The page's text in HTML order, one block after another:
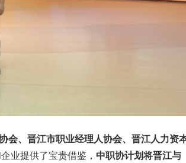
会、晋江市职业经理人协会、晋江人力资
业提供了宝贵借鉴， 中职协计划将晋江与